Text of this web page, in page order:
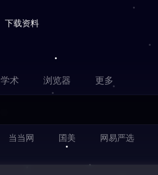
下载资料
学术 浏览器 更多
当当网 国美 网易严选